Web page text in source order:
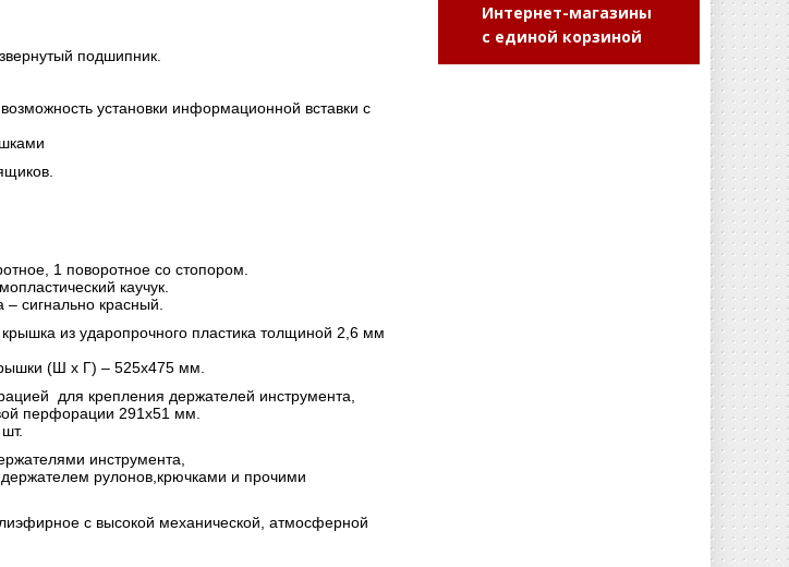
подшипник.
установки информационной вставки с
1 поворотное со стопором.
каучук.
сигнально красный.
из ударопрочного пластика толщиной 2,6 мм
(Ш х Г) – 525х475 мм.
для крепления держателей инструмента,
перфорации 291х51 мм.
инструмента,
рулонов,крючками и прочими
с высокой механической, атмосферной
Интернет-магазины
с единой корзиной